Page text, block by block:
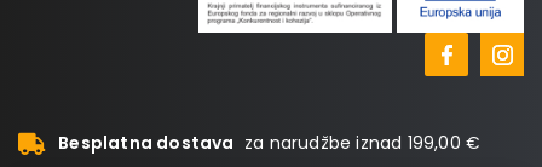
Besplatna dostava za narudžbe iznad 199,00 €